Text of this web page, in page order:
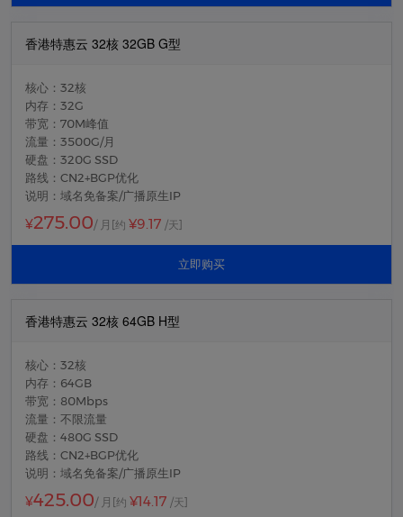
香港特惠云 32核 32GB G型
核心：32核
内存：32G
带宽：70M峰值
流量：3500G/月
硬盘：320G SSD
路线：CN2+BGP优化
说明：域名免备案/广播原生IP
¥275.00/ 月 [约 ¥9.17 /天]
立即购买
香港特惠云 32核 64GB H型
核心：32核
内存：64GB
带宽：80Mbps
流量：不限流量
硬盘：480G SSD
路线：CN2+BGP优化
说明：域名免备案/广播原生IP
¥425.00/ 月 [约 ¥14.17 /天]